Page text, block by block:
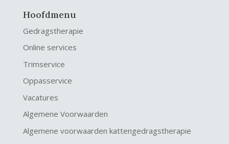
Hoofdmenu
Gedragstherapie
Online services
Trimservice
Oppasservice
Vacatures
Algemene Voorwaarden
Algemene voorwaarden kattengedragstherapie